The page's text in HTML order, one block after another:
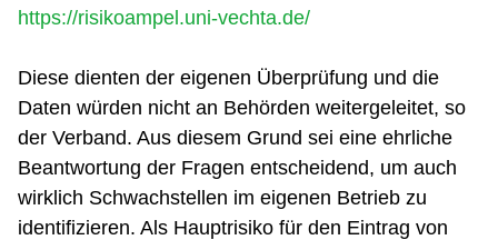
https://risikoampel.uni-vechta.de/
Diese dienten der eigenen Überprüfung und die
Daten würden nicht an Behörden weitergeleitet, so
der Verband. Aus diesem Grund sei eine ehrliche
Beantwortung der Fragen entscheidend, um auch
wirklich Schwachstellen im eigenen Betrieb zu
identifizieren. Als Hauptrisiko für den Eintrag von